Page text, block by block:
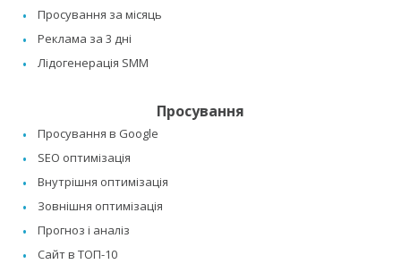
Просування за місяць
Реклама за 3 дні
Лідогенерація SMM
Просування
Просування в Google
SEO оптимізація
Внутрішня оптимізація
Зовнішня оптимізація
Прогноз і аналіз
Сайт в ТОП-10